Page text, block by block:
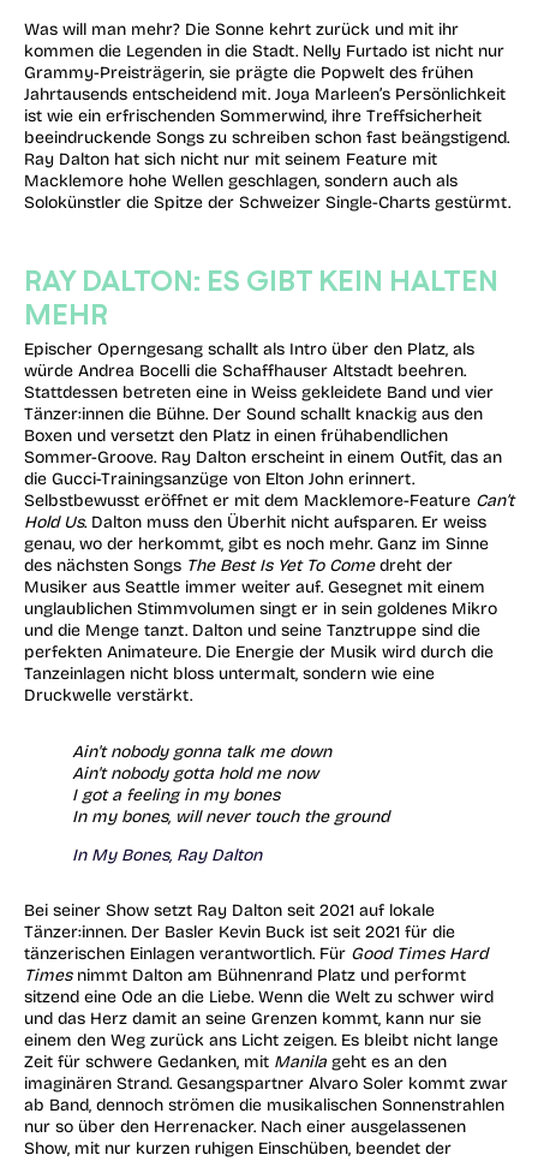
Was will man mehr? Die Sonne kehrt zurück und mit ihr
kommen die Legenden in die Stadt. Nelly Furtado ist nicht nur
Grammy-Preisträgerin, sie prägte die Popwelt des frühen
Jahrtausends entscheidend mit. Joya Marleen’s Persönlichkeit
ist wie ein erfrischenden Sommerwind, ihre Treffsicherheit
beeindruckende Songs zu schreiben schon fast beängstigend.
Ray Dalton hat sich nicht nur mit seinem Feature mit
Macklemore hohe Wellen geschlagen, sondern auch als
Solokünstler die Spitze der Schweizer Single-Charts gestürmt.
RAY DALTON: ES GIBT KEIN HALTEN
MEHR
Epischer Operngesang schallt als Intro über den Platz, als
würde Andrea Bocelli die Schaffhauser Altstadt beehren.
Stattdessen betreten eine in Weiss gekleidete Band und vier
Tänzer:innen die Bühne. Der Sound schallt knackig aus den
Boxen und versetzt den Platz in einen frühabendlichen
Sommer-Groove. Ray Dalton erscheint in einem Outfit, das an
die Gucci-Trainingsanzüge von Elton John erinnert.
Selbstbewusst eröffnet er mit dem Macklemore-Feature Can’t
Hold Us. Dalton muss den Überhit nicht aufsparen. Er weiss
genau, wo der herkommt, gibt es noch mehr. Ganz im Sinne
des nächsten Songs The Best Is Yet To Comedreht der
Musiker aus Seattle immer weiter auf. Gesegnet mit einem
unglaublichen Stimmvolumen singt er in sein goldenes Mikro
und die Menge tanzt. Dalton und seine Tanztruppe sind die
perfekten Animateure. Die Energie der Musik wird durch die
Tanzeinlagen nicht bloss untermalt, sondern wie eine
Druckwelle verstärkt.
Ain't nobody gonna talk me down
Ain't nobody gotta hold me now
I got a feeling in my bones
In my bones, will never touch the ground
In My Bones, Ray Dalton
Bei seiner Show setzt Ray Dalton seit 2021 auf lokale
Tänzer:innen. Der Basler Kevin Buck ist seit 2021 für die
tänzerischen Einlagen verantwortlich. Für Good Times Hard
Timesnimmt Dalton am Bühnenrand Platz und performt
sitzend eine Ode an die Liebe. Wenn die Welt zu schwer wird
und das Herz damit an seine Grenzen kommt, kann nur sie
einem den Weg zurück ans Licht zeigen. Es bleibt nicht lange
Zeit für schwere Gedanken, mit Manila geht es an den
imaginären Strand. Gesangspartner Alvaro Soler kommt zwar
ab Band, dennoch strömen die musikalischen Sonnenstrahlen
nur so über den Herrenacker. Nach einer ausgelassenen
Show, mit nur kurzen ruhigen Einschüben, beendet der